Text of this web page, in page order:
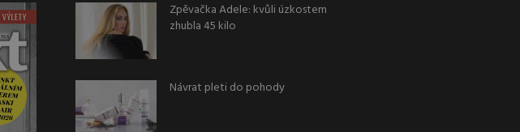
Zpěvačka Adele: kvůli úzkostem
zhubla 45 kilo
Návrat pleti do pohody